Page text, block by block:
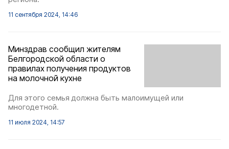
11 сентября 2024, 14:46
Минздрав сообщил жителям
Белгородской области о
правилах получения продуктов
на молочной кухне
Для этого семья должна быть малоимущей или
многодетной.
11 июля 2024, 14:57